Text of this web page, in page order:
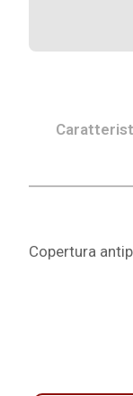
Copertura